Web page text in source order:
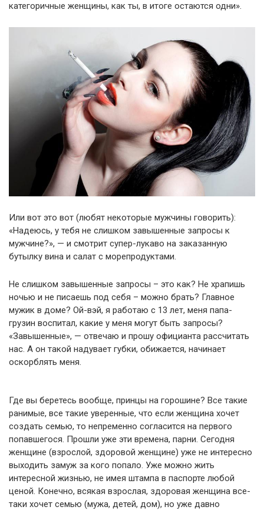
категоричные женщины, как ты, в итоге остаются одни».
Или вот это вот (любят некоторые мужчины говорить):
«Надеюсь, у тебя не слишком завышенные запросы к
мужчине?», — и смотрит супер-лукаво на заказанную
бутылку вина и салат с морепродуктами.
Не слишком завышенные запросы – это как? Не храпишь
ночью и не писаешь под себя – можно брать? Главное
мужик в доме? Ой-вэй, я работаю с 13 лет, меня папа-
грузин воспитал, какие у меня могут быть запросы?
«Завышенные», — отвечаю и прошу официанта рассчитать
нас. А он такой надувает губки, обижается, начинает
оскорблять меня.
Где вы беретесь вообще, принцы на горошине? Все такие
ранимые, все такие уверенные, что если женщина хочет
создать семью, то непременно согласится на первого
попавшегося. Прошли уже эти времена, парни. Сегодня
женщине (взрослой, здоровой женщине) уже не интересно
выходить замуж за кого попало. Уже можно жить
интересной жизнью, не имея штампа в паспорте любой
ценой. Конечно, всякая взрослая, здоровая женщина все-
таки хочет семью (мужа, детей, дом), но уже давно